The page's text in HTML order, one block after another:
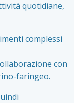
quotidiane,
complessi
con
faringeo.